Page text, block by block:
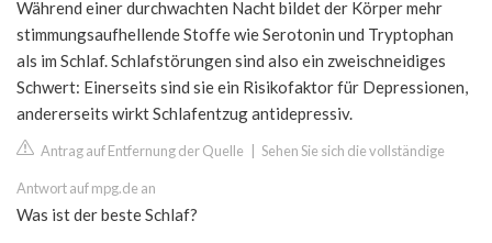
Während einer durchwachten Nacht bildet der Körper mehr
stimmungsaufhellende Stoffe wie Serotonin und Tryptophan
als im Schlaf. Schlafstörungen sind also ein zweischneidiges
Schwert: Einerseits sind sie ein Risikofaktor für Depressionen,
andererseits wirkt Schlafentzug antidepressiv.
Antrag auf Entfernung der Quelle Sehen Sie sich die vollständige
Antwort auf mpg.de an
Was ist der beste Schlaf?